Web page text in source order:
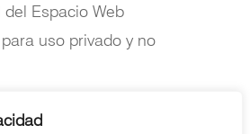
Espacio Web
uso privado y no